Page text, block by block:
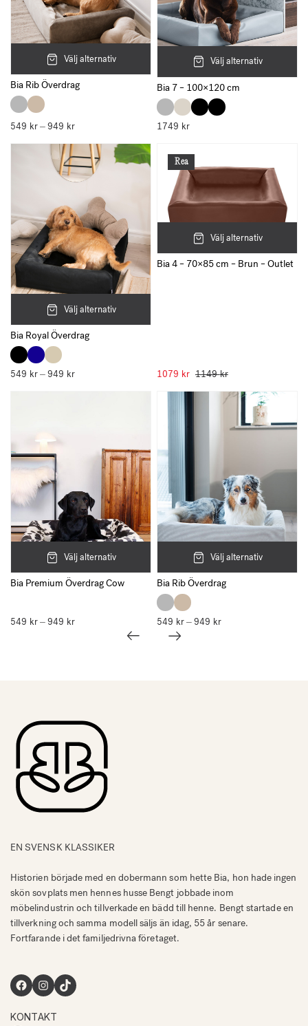
Välj alternativ
Bia Rib Överdrag
549 kr –949 krPrisintervall:
949 kr
Välj alternativ
Bia 7 – 100×120 cm
1749 kr
Välj alternativ
Bia Royal Överdrag
549 kr –949 krPrisintervall:
Rea
Välj alternativ
Bia 4 – 70×85 cm – Brun – Outlet
1079 kr 1149kr
Välj alternativ
Bia Premium Överdrag Cow
549 kr –949 krPrisintervall:
Välj alternativ
Bia Rib Överdrag
549 kr –949 krPrisintervall:
EN SVENSK KLASSIKER
Historien började med en dobermann som hette Bia, hon hade ingen
skön sovplats men hennes husse Bengt jobbade inom
möbelindustrin och tillverkade en bädd till henne. Bengt startade en
tillverkning och samma modell säljs än idag, 55 år senare.
Fortfarande i det familjedrivna företaget.
Facebook Instagram TikTok
KONTAKT